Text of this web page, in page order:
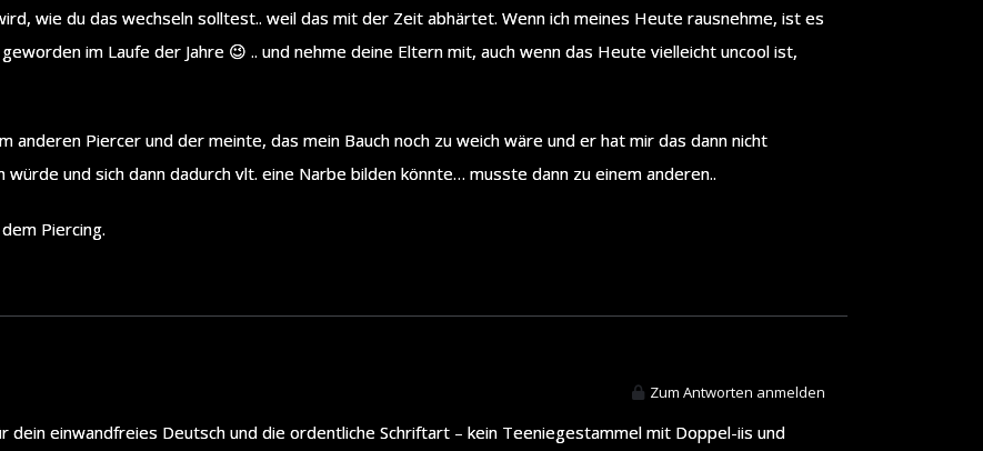
wie du das wechseln solltest.. weil das mit der Zeit abhärtet. Wenn ich meines Heute rausnehme, ist es
im Laufe der Jahre 😉 .. und nehme deine Eltern mit, auch wenn das Heute vielleicht uncool ist,
anderen Piercer und der meinte, das mein Bauch noch zu weich wäre und er hat mir das dann nicht
würde und sich dann dadurch vlt. eine Narbe bilden könnte… musste dann zu einem anderen..
Piercing.
Zum Antworten anmelden
dein einwandfreies Deutsch und die ordentliche Schriftart – kein Teeniegestammel mit Doppel-iis und